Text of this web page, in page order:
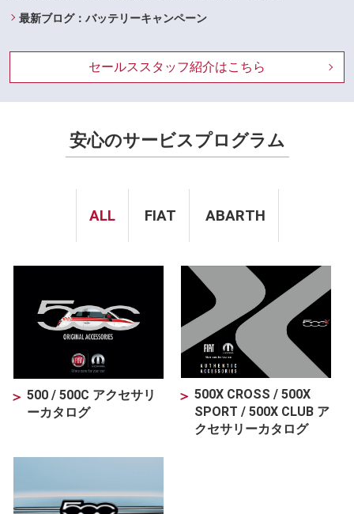
最新ブログ：バッテリーキャンペーン
セールススタッフ紹介はこちら
安心のサービスプログラム
ALL FIAT ABARTH
500 / 500C アクセサリ
ーカタログ
500X CROSS / 500X
SPORT / 500X CLUB ア
クセサリーカタログ